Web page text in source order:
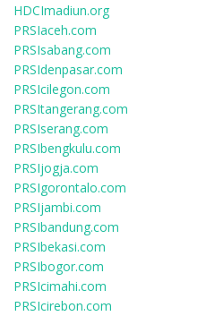
HDCImadiun.org
PRSIaceh.com
PRSIsabang.com
PRSIdenpasar.com
PRSIcilegon.com
PRSItangerang.com
PRSIserang.com
PRSIbengkulu.com
PRSIjogja.com
PRSIgorontalo.com
PRSIjambi.com
PRSIbandung.com
PRSIbekasi.com
PRSIbogor.com
PRSIcimahi.com
PRSIcirebon.com